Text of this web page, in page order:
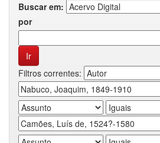
Buscar em:
por
Filtros correntes: